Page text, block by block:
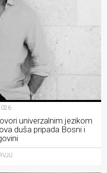
univerzalnim jezikom
duša pripada Bosni i